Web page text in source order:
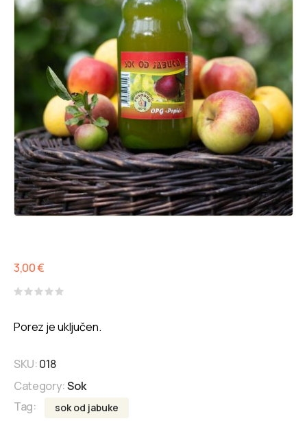
3,00€
out
Porez je uključen.
SKU:018
Category:Sok
Tag:
sok od jabuke